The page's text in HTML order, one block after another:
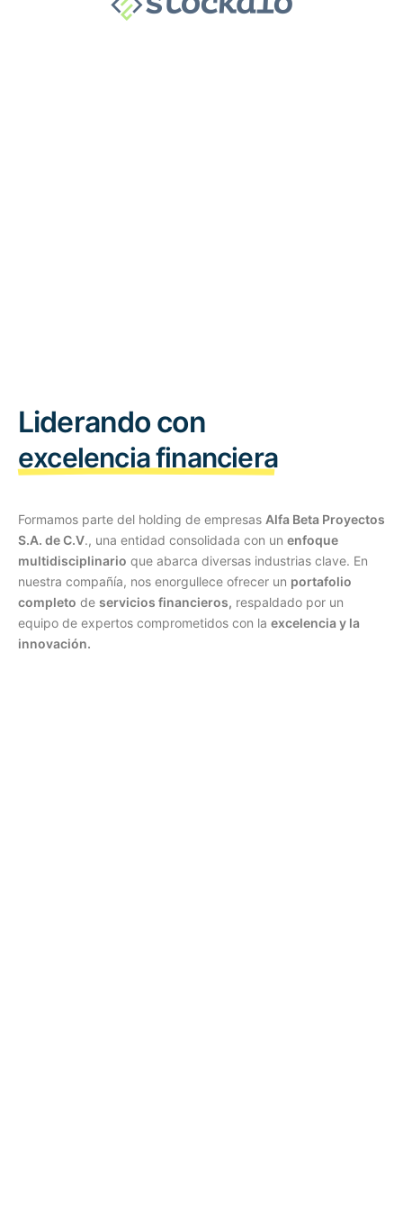
Liderando con
excelencia financiera
Formamos parte del holding de empresas Alfa Beta Proyectos
S.A. de C.V., una entidad consolidada con un enfoque
multidisciplinario que abarca diversas industrias clave. En
nuestra compañía, nos enorgullece ofrecer un portafolio
completo de servicios financieros, respaldado por un
equipo de expertos comprometidos con la excelencia y la
innovación.